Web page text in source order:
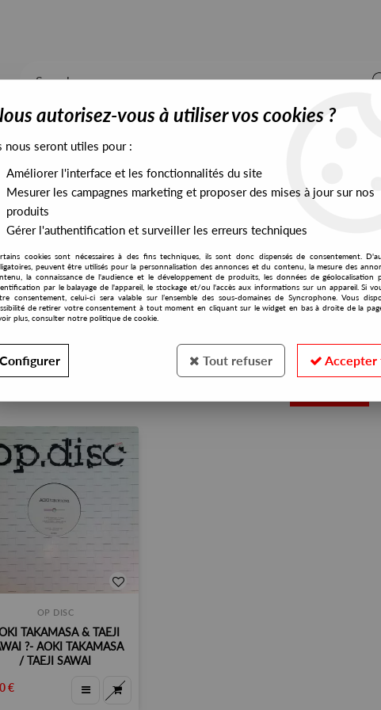
ALL STOCK EXCLUSIVES PRESALES EXCLUSIVES
EXCLUSIVES
OP DISC
TAKAMASA & TAEJI
‎?- AOKI TAKAMASA
/ TAEJI SAWAI
€
autorisez-vous à utiliser vos cookies ?
nous seront utiles pour :
Améliorer l'interface et les fonctionnalités du site
Mesurer les campagnes marketing et proposer des mises à jour sur nos
produits
Gérer l'authentification et surveiller les erreurs techniques
cookies sont nécessaires à des fins techniques, ils sont donc dispensés de consentement.
peuvent être utilisés pour la personnalisation des annonces et du contenu, la mesure des
la connaissance de l'audience et le développement de produits, les données de géolocalisation
par le balayage de l'appareil, le stockage et/ou l'accès aux informations sur un appareil. Si
consentement, celui-ci sera valable sur l’ensemble des sous-domaines de Syncrophone. Vous
de retirer votre consentement à tout moment en cliquant sur le widget en bas à droite de la
plus, consulter notre politique de cookie.
Configurer Tout refuser Accepter